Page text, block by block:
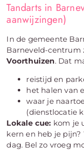
Tandarts in
aanwijzingen)
In de gemeente
Barneveld-centrum
Voorthuizen. Dat
reistijd en
het halen van
waar je
(dienstlocatie
Lokale cue: kom je
kern en heb je
dag. Bel zo vroeg